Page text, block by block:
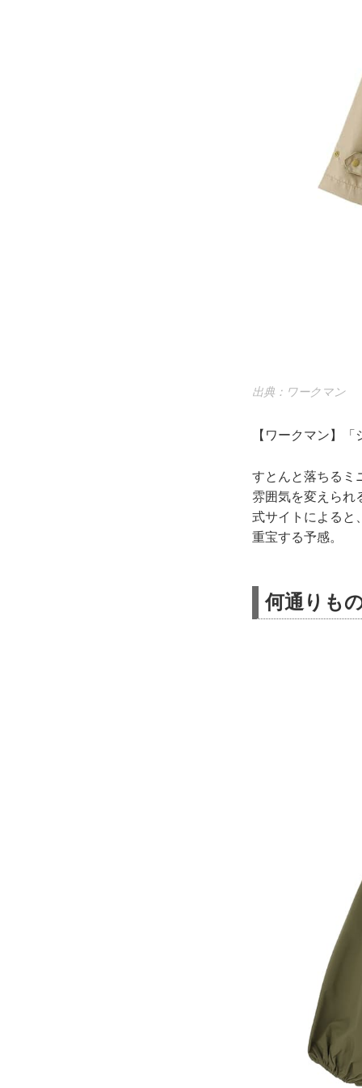
出典：ワークマン
【ワークマン】
すとんと落ちるミ
雰囲気を変えられ
式サイトによると
重宝する予感。
何通りも